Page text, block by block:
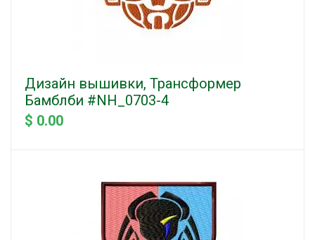
Дизайн вышивки, Трансформер
Бамблби #NH_0703-4
$ 0.00